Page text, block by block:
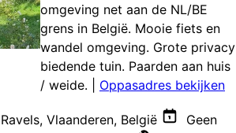
omgeving net aan de NL/BE
grens in België. Mooie fiets en
wandel omgeving. Grote privacy
biedende tuin. Paarden aan huis
/ weide.
Oppasadres bekijken
Ravels, Vlaanderen, België
Geen